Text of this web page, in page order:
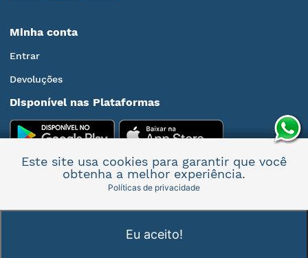
Minha conta
Entrar
Devoluções
Disponível nas Plataformas
Mais informações
Este site usa cookies para garantir que você
obtenha a melhor experiência.
Políticas de privacidade
Eu aceito!